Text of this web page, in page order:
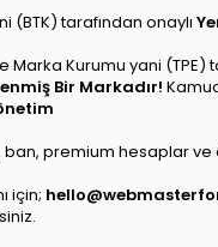
(BTK) tarafından onaylı
Marka Kurumu yani (TPE)
Bir Markadır!
ban, premium hesaplar ve
için;